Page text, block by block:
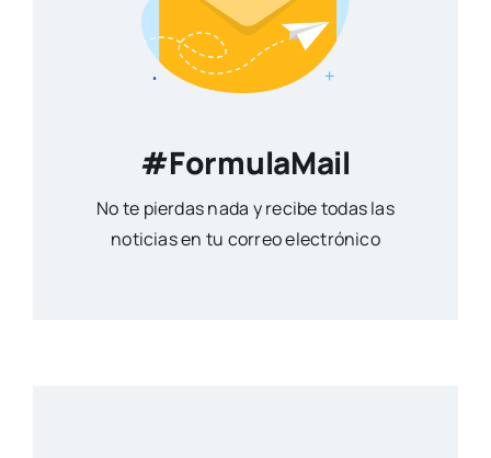
#FormulaMail
No te pierdas nada y recibe todas las
noticias en tu correo electrónico